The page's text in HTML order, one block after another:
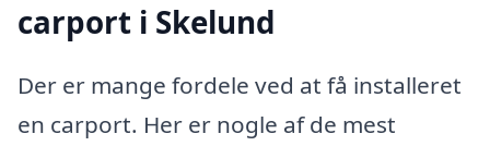
carport i Skelund
Der er mange fordele ved at få installeret
en carport. Her er nogle af de mest